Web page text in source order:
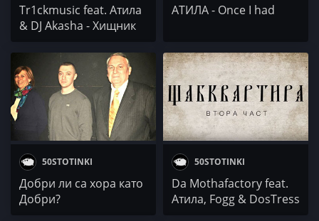
Tr1ckmusic feat. Атила
& DJ Akasha - Хищник
АТИЛА - Once I had
50STOTINKI
Добри ли са хора като
Добри?
50STOTINKI
Da Mothafactory feat.
Атила, Fogg & DosTress